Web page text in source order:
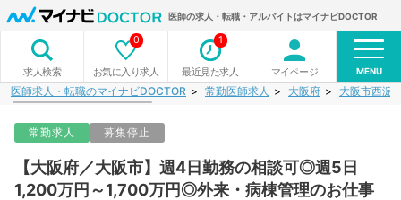
医師の求人・転職・アルバイトはマイナビDOCTOR
求人検索 お気に入り求人
0
最近見た求人
1
マイページ MENU
医師求人・転職のマイナビDOCTOR 常勤医師求人 大阪府 大阪市西淀
常勤求人 募集停止
【大阪府／大阪市】週4日勤務の相談可◎週5日
1,200万円～1,700万円◎外来・病棟管理のお仕事